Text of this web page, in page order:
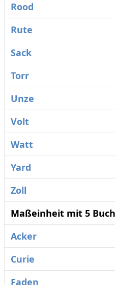
Rood
Rute
Sack
Torr
Unze
Volt
Watt
Yard
Zoll
Maßeinheit mit 5
Acker
Curie
Faden